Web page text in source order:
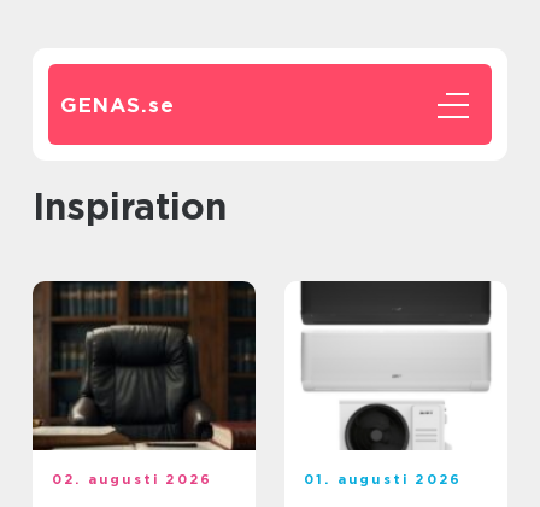
GENAS.se
inspiration
02. augusti 2026 01. augusti 2026